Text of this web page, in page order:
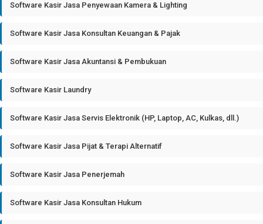
Software Kasir Jasa Penyewaan Kamera & Lighting
Software Kasir Jasa Konsultan Keuangan & Pajak
Software Kasir Jasa Akuntansi & Pembukuan
Software Kasir Laundry
Software Kasir Jasa Servis Elektronik (HP, Laptop, AC, Kulkas, dll.)
Software Kasir Jasa Pijat & Terapi Alternatif
Software Kasir Jasa Penerjemah
Software Kasir Jasa Konsultan Hukum